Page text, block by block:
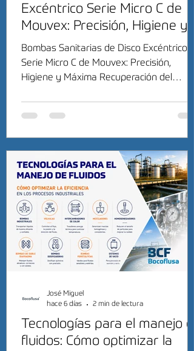
Excéntrico Serie Micro C de
Mouvex: Precisión, Higiene y
Máxima Recuperación del
Producto
Bombas Sanitarias de Disco Excéntrico
Serie Micro C de Mouvex: Precisión,
Higiene y Máxima Recuperación del
Tecnologías para el manejo de
fluidos: Cómo optimizar la
José Miguel
hace 6 días
2 min de lectura